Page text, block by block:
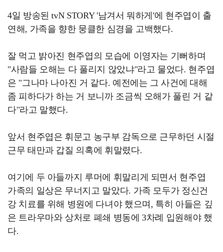
4일 방송된 tvN STORY '남겨서 뭐하게'에 현주엽이 출
연해, 가족을 향한 뭉클한 심경을 고백했다.
잘 먹고 밝아진 현주엽의 모습에 이영자는 기뻐하며
"사람들 오해는 다 풀리지 않았냐"라고 물었다. 현주엽
은 "그나마 나아진 거 같다. 예전에는 그 사건에 대해
좀 피하다가 하는 거 보니까 조금씩 오해가 풀린 거 같
다"라고 말했다.
앞서 현주엽은 휘문고 농구부 감독으로 근무하던 시절
근무 태만과 갑질 의혹에 휘말렸다.
여기에 두 아들까지 루머에 휘말리게 되면서 현주엽
가족의 일상은 무너지고 말았다. 가족 모두가 정신건
강 치료를 위해 병원에 다녀야 했으며, 특히 아들은 깊
은 트라우마와 상처로 폐쇄 병동에 3차례 입원해야 했
다.